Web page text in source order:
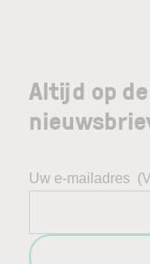
Altijd op
Uw e-mailadres